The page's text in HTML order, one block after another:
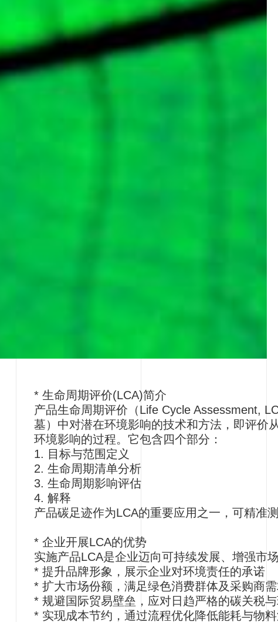
* 生命周期评价(LCA)简介
产品生命周期评价（Life Cycle Assessment,
墓）中对潜在环境影响的技术和方法，即评价
环境影响的过程。它包含四个部分：
1. 目标与范围定义
2. 生命周期清单分析
3. 生命周期影响评估
4. 解释
产品碳足迹作为LCA的重要应用之一，可精准
* 企业开展LCA的优势
实施产品LCA是企业迈向可持续发展、增强市
* 提升品牌形象，展示企业对环境责任的承诺
* 扩大市场份额，满足绿色消费群体及采购商
* 规避国际贸易壁垒，应对日趋严格的碳关税
* 实现成本节约，通过流程优化降低能耗与物